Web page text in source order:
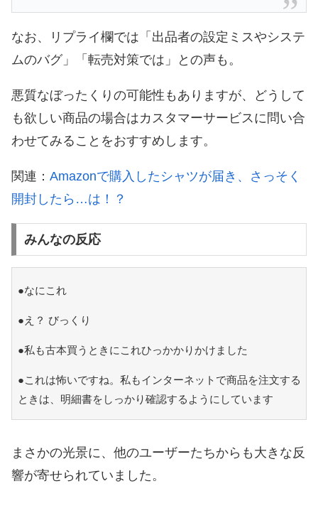
なお、リプライ欄では「出品者の設定ミスやシステ
ムのバグ」「転売対策では」との声も。
悪質なぼったくりの可能性もありますが、どうして
も欲しい商品の場合はカスタマーサービスに問い合
わせてみることをおすすめします。
関連： Amazonで購入したシャツが届き、さっそく
開封したら…は！？
みんなの反応
●なにこれ
●え？ びっくり
●私も古本買うときにこれひっかかりかけました
●これは怖いですね。私もインターネットで商品を注文する
ときは、明細書をしっかり確認するようにしています
まさかの光景に、他のユーザーたちからも大きな反
響が寄せられていました。